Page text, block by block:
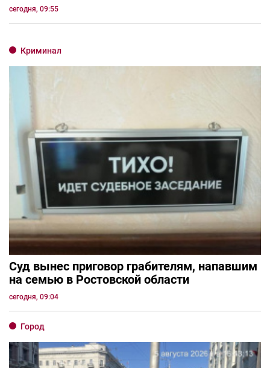
сегодня, 09:55
Криминал
Суд вынес приговор грабителям, напавшим
на семью в Ростовской области
сегодня, 09:04
Город